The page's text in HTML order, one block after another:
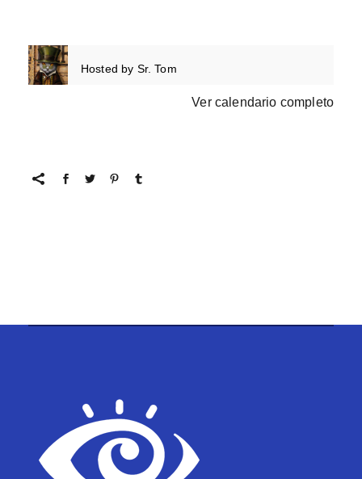
Hosted by Sr. Tom
Ver calendario completo